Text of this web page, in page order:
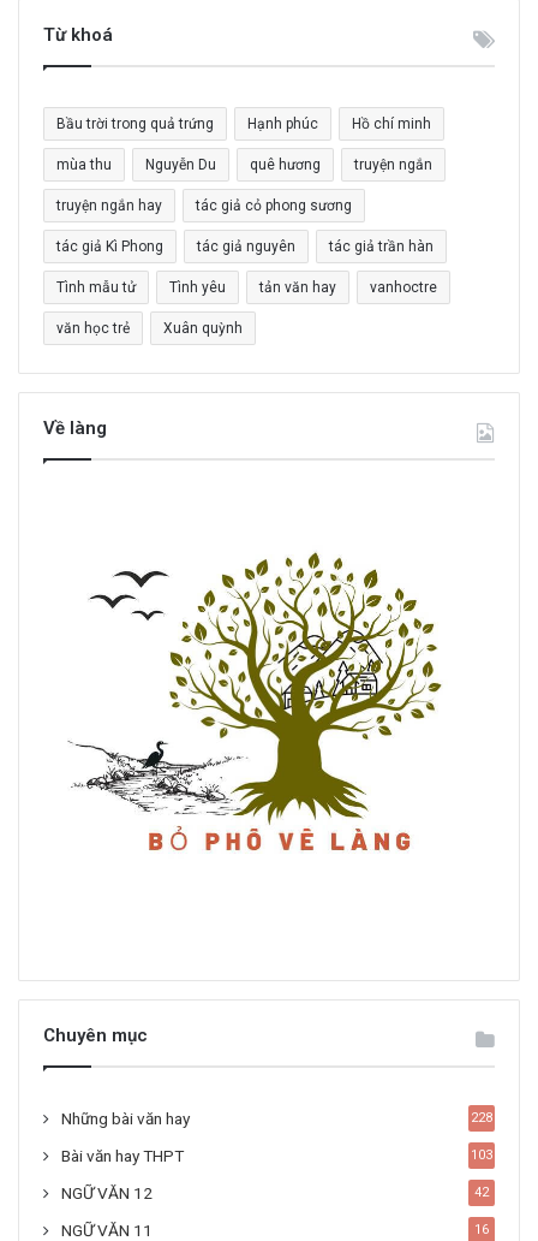
c
h
o
:
Từ khoá
Bầu trời trong quả trứng Hạnh phúc Hồ chí minh
mùa thu Nguyễn Du quê hương truyện ngắn
truyện ngắn hay tác giả cỏ phong sương
tác giả Kì Phong tác giả nguyên tác giả trần hàn
Tình mẫu tử Tình yêu tản văn hay vanhoctre
văn học trẻ Xuân quỳnh
Về làng
Chuyên mục
Những bài văn hay 228
Bài văn hay THPT 103
NGỮ VĂN 12 42
NGỮ VĂN 11 16